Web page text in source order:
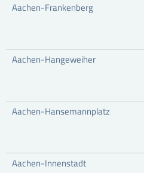
Aachen-Frankenberg
Aachen-Hangeweiher
Aachen-Hansemannplatz
Aachen-Innenstadt